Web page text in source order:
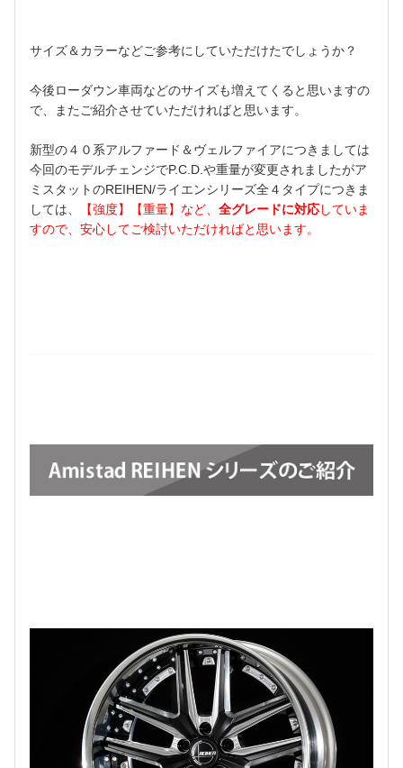
サイズ＆カラーなどご参考にしていただけたでしょうか？
今後ローダウン車両などのサイズも増えてくると思いますの
で、またご紹介させていただければと思います。
新型の４０系アルファード＆ヴェルファイアにつきましては
今回のモデルチェンジでP.C.D.や重量が変更されましたがア
ミスタットのREIHEN/ライエンシリーズ全４タイプにつきま
しては、
【強度】【重量】など、 全グレードに対応していま
すので、安心してご検討いただければと思います。